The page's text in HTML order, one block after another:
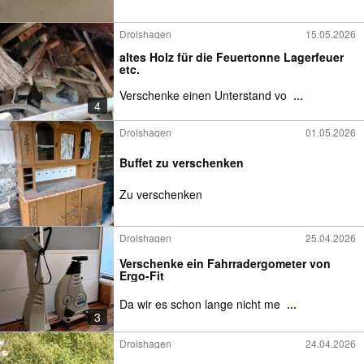
4
Drolshagen 15.05.2026
altes Holz für die Feuertonne Lagerfeuer
etc.
Verschenke einen Unterstand vo ...
Drolshagen 01.05.2026
Buffet zu verschenken
Zu verschenken
3
Drolshagen 25.04.2026
Verschenke ein Fahrradergometer von
Ergo-Fit
Da wir es schon lange nicht me ...
Drolshagen 24.04.2026